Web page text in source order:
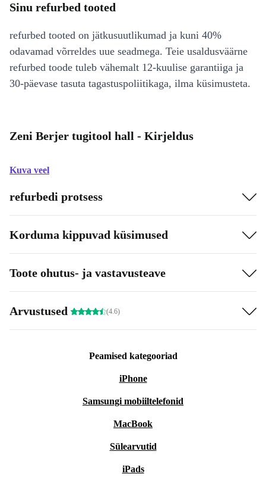
Sinu refurbed tooted
refurbed tooted on jätkusuutlikumad ja kuni 40%
odavamad võrreldes uue seadmega. Teie usaldusväärne
refurbed toode tuleb vähemalt 12-kuulise garantiiga ja
30-päevase tasuta tagastuspoliitikaga, ilma küsimusteta.
Zeni Berjer tugitool hall - Kirjeldus
Kuva veel
refurbedi protsess
Korduma kippuvad küsimused
Toote ohutus- ja vastavusteave
Arvustused (4.6)
Peamised kategooriad
iPhone
Samsungi mobiiltelefonid
MacBook
Sülearvutid
iPads